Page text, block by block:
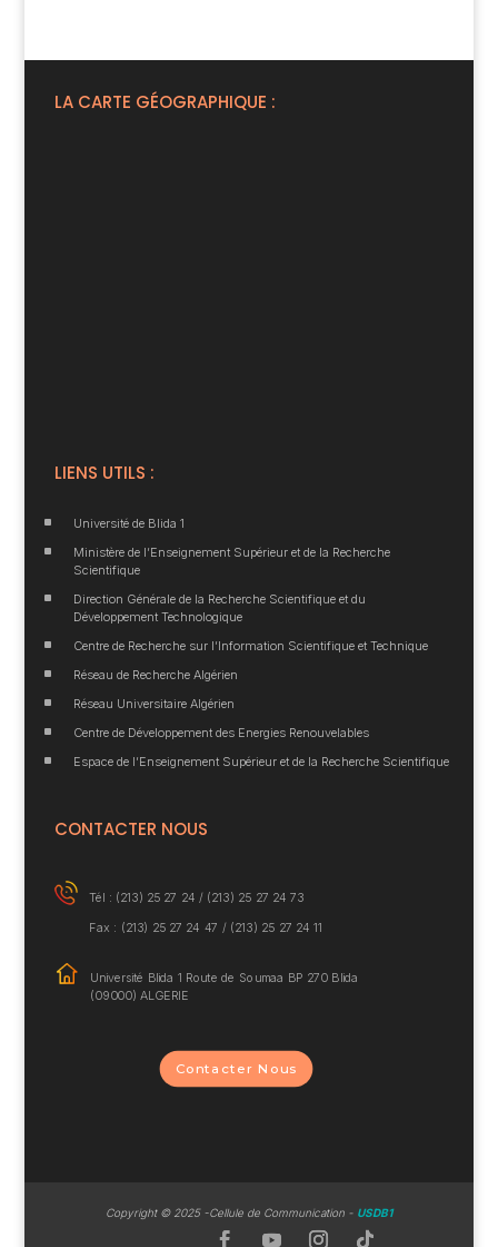
LA CARTE GÉOGRAPHIQUE :
LIENS UTILS :
^ Université de Blida 1
^
Ministère de l’Enseignement Supérieur et de la Recherche
Scientifique
^
Direction Générale de la Recherche Scientifique et du
Développement Technologique
^ Centre de Recherche sur l’Information Scientifique et Technique
^ Réseau de Recherche Algérien
^ Réseau Universitaire Algérien
^ Centre de Développement des Energies Renouvelables
^ Espace de l’Enseignement Supérieur et de la Recherche Scientifique
CONTACTER NOUS
Tél : (213) 25 27 24 / (213) 25 27 24 73
Fax : (213) 25 27 24 47 / (213) 25 27 24 11
Université Blida 1 Route de Soumaa BP 270 Blida
(09000) ALGERIE
Contacter Nous
Copyright © 2025 -Cellule de Communication - USDB1